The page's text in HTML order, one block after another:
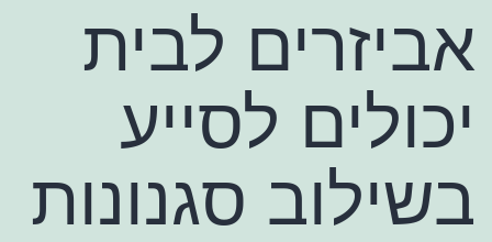
אביזרים לבית
יכולים לסייע
בשילוב סגנונות